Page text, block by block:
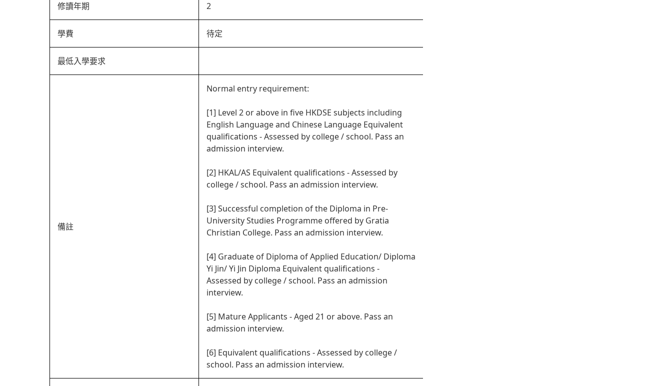
修讀年期 2
學費 待定
最低入學要求
備註
Normal entry requirement:
[1] Level 2 or above in five HKDSE subjects including
English Language and Chinese Language Equivalent
qualifications - Assessed by college / school. Pass an
admission interview.
[2] HKAL/AS Equivalent qualifications - Assessed by
college / school. Pass an admission interview.
[3] Successful completion of the Diploma in Pre-
University Studies Programme offered by Gratia
Christian College. Pass an admission interview.
[4] Graduate of Diploma of Applied Education/ Diploma
Yi Jin/ Yi Jin Diploma Equivalent qualifications -
Assessed by college / school. Pass an admission
interview.
[5] Mature Applicants - Aged 21 or above. Pass an
admission interview.
[6] Equivalent qualifications - Assessed by college /
school. Pass an admission interview.